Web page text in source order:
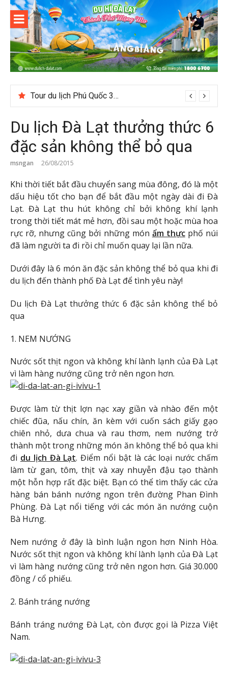
Skip
content
Du lịch Đà
Lạt
Tour du lịch Phú Quốc 3N3D: Hành trình khám phá đảo Ngọc
Du lịch Đà Lạt thưởng thức 6
đặc sản không thể bỏ qua
msngan 26/08/2015
Khi thời tiết bắt đầu chuyển sang mùa đông, đó là một
dấu hiệu tốt cho bạn để bắt đầu một ngày dài đi Đà
Lạt. Đà Lạt thu hút không chỉ bởi không khí lạnh
trong thời tiết mát mẻ hơn, đồi sau một hoặc mùa hoa
rực rỡ, nhưng cũng bởi những món ẩm thựcphố núi
đã làm người ta đi rồi chỉ muốn quay lại lần nữa.
Dưới đây là 6 món ăn đặc sản không thể bỏ qua khi đi
du lịch đến thành phố Đà Lạt để tình yêu này!
Du lịch Đà Lạt thưởng thức 6 đặc sản không thể bỏ
qua
1. NEM NƯỚNG
Nước sốt thịt ngon và không khí lành lạnh của Đà Lạt
vì làm hàng nướng cũng trở nên ngon hơn.
Được làm từ thịt lợn nạc xay giần và nhào đến một
chiếc đũa, nấu chín, ăn kèm với cuốn sách giấy gạo
chiên nhỏ, dưa chua và rau thơm, nem nướng trở
thành một trong những món ăn không thể bỏ qua khi
đi du lịch Đà Lạt. Điểm nổi bật là các loại nước chấm
làm từ gan, tôm, thịt và xay nhuyễn đậu tạo thành
một hỗn hợp rất đặc biệt. Bạn có thể tìm thấy các cửa
hàng bán bánh nướng ngon trên đường Phan Đình
Phùng. Đà Lạt nổi tiếng với các món ăn nướng cuộn
Bà Hưng.
Nem nướng ở đây là bình luận ngon hơn Ninh Hòa.
Nước sốt thịt ngon và không khí lành lạnh của Đà Lạt
vì làm hàng nướng cũng trở nên ngon hơn. Giá 30.000
đồng / cổ phiếu.
2. Bánh tráng nướng
Bánh tráng nướng Đà Lạt, còn được gọi là Pizza Việt
Nam.